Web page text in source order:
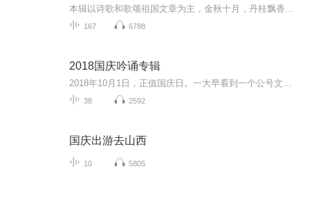
167 6788
2018国庆吟诵专辑
38 2592
国庆出游去山西
10 5805